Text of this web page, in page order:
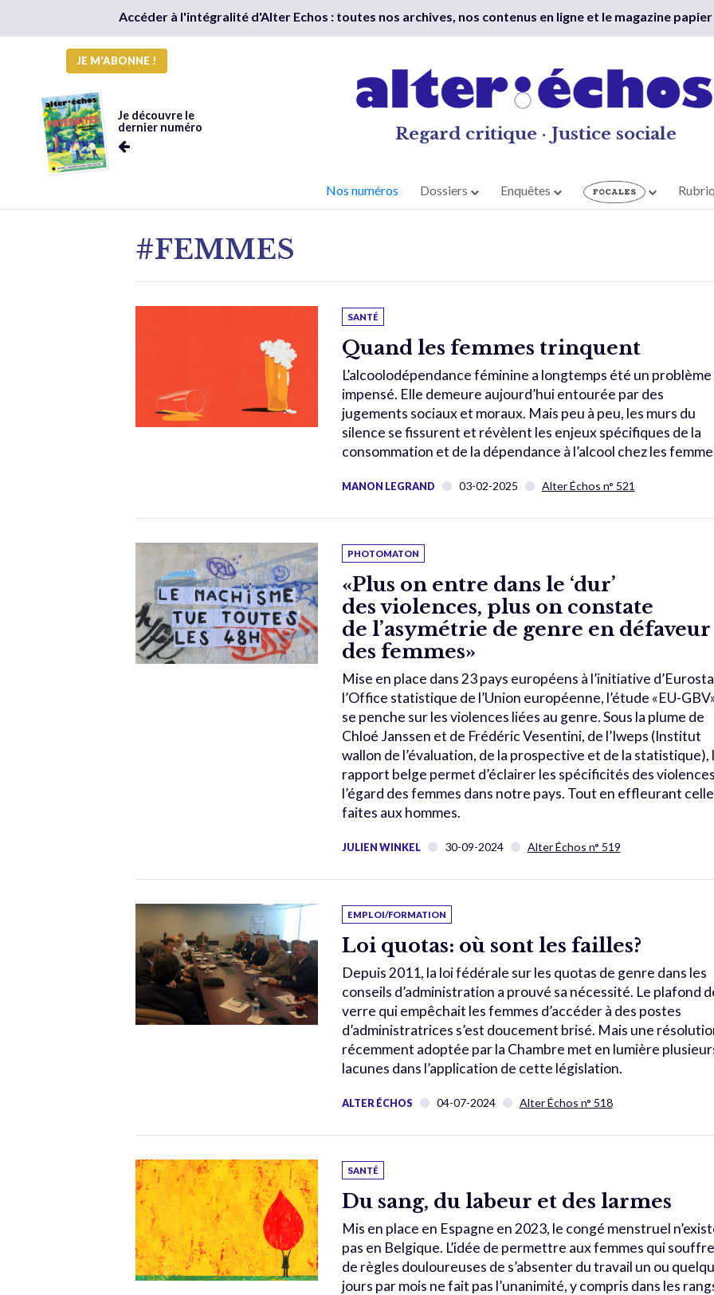
Accéder à l'intégralité d'Alter Echos : toutes nos archives, nos contenus en ligne et le magazine papier
JE M'ABONNE !
Je découvre le
dernier numéro
Regard critique · Justice sociale
Nos numéros Dossiers Enquêtes
#FEMMES
SANTÉ
Quand les femmes trinquent
L’alcoolodépendance féminine a longtemps été un problème
impensé. Elle demeure aujourd’hui entourée par des
jugements sociaux et moraux. Mais peu à peu, les murs du
silence se fissurent et révèlent les enjeux spécifiques de la
consommation et de la dépendance à l’alcool chez les
MANON LEGRAND 03-02-2025 Alter Échos n° 521
PHOTOMATON
«Plus on entre dans le ‘dur’
des violences, plus on constate
de l’asymétrie de genre en défaveur
des femmes»
Mise en place dans 23 pays européens à l’initiative
l’Office statistique de l’Union européenne, l’étude «EU-
se penche sur les violences liées au genre. Sous la plume de
Chloé Janssen et de Frédéric Vesentini, de l’Iweps (Institut
wallon de l’évaluation, de la prospective et de la statistique),
rapport belge permet d’éclairer les spécificités des
l’égard des femmes dans notre pays. Tout en effleurant
faites aux hommes.
JULIEN WINKEL 30-09-2024 Alter Échos n° 519
EMPLOI/FORMATION
Loi quotas: où sont les failles?
Depuis 2011, la loi fédérale sur les quotas de genre dans les
conseils d’administration a prouvé sa nécessité. Le plafond
verre qui empêchait les femmes d’accéder à des postes
d’administratrices s’est doucement brisé. Mais une
récemment adoptée par la Chambre met en lumière
lacunes dans l’application de cette législation.
ALTER ÉCHOS 04-07-2024 Alter Échos n° 518
SANTÉ
Du sang, du labeur et des larmes
Mis en place en Espagne en 2023, le congé menstruel
pas en Belgique. L’idée de permettre aux femmes qui
de règles douloureuses de s’absenter du travail un ou
jours par mois ne fait pas l’unanimité, y compris dans les